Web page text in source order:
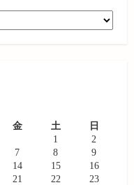
金 土
日
1
2
7 8
9
14 15
16
21 22
23